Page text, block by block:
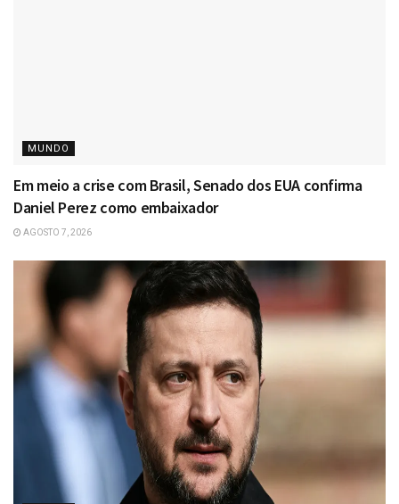
MUNDO
Em meio a crise com Brasil, Senado dos EUA confirma
Daniel Perez como embaixador
AGOSTO 7, 2026